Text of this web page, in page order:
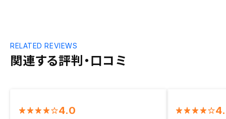
関連する評判・口コミ
RELATED REVIEWS
4.0